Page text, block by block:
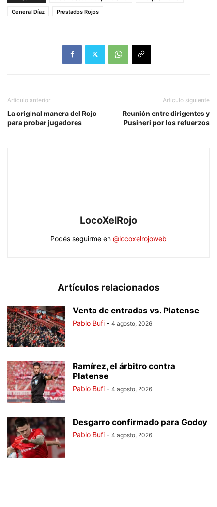
General Díaz
Prestados Rojos
Artículo anterior
La original manera del Rojo
para probar jugadores
Artículo siguiente
Reunión entre dirigentes y
Pusineri por los refuerzos
LocoXelRojo
Podés seguirme en @locoxelrojoweb
Artículos relacionados
Venta de entradas vs. Platense
Pablo Bufi - 4 agosto, 2026
Ramírez, el árbitro contra
Platense
Pablo Bufi - 4 agosto, 2026
Desgarro confirmado para Godoy
Pablo Bufi - 4 agosto, 2026